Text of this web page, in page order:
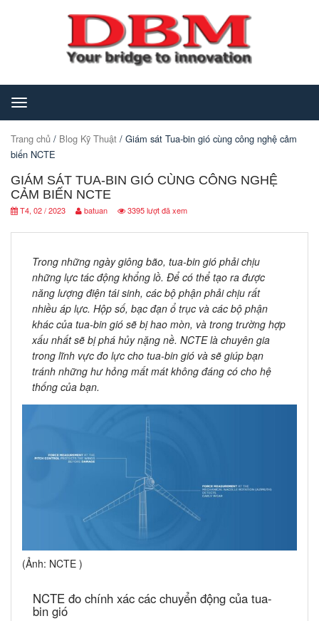
Toggle
navigation
Trang chủ / Blog Kỹ Thuật / Giám sát Tua-bin gió cùng công nghệ cảm
biến NCTE
GIÁM SÁT TUA-BIN GIÓ CÙNG CÔNG NGHỆ
CẢM BIẾN NCTE
T4, 02 / 2023 batuan 3395 lượt đã xem
Trong những ngày giông bão, tua-bin gió phải chịu
những lực tác động khổng lồ. Để có thể tạo ra được
năng lượng điện tái sinh, các bộ phận phải chịu rất
nhiều áp lực. Hộp số, bạc đạn ổ trục và các bộ phận
khác của tua-bin gió sẽ bị hao mòn, và trong trường hợp
xấu nhất sẽ bị phá hủy nặng nề. NCTE là chuyên gia
trong lĩnh vực đo lực cho tua-bin gió và sẽ giúp bạn
tránh những hư hỏng mất mát không đáng có cho hệ
thống của bạn.
(Ảnh: NCTE )
NCTE đo chính xác các chuyển động của tua-
bin gió